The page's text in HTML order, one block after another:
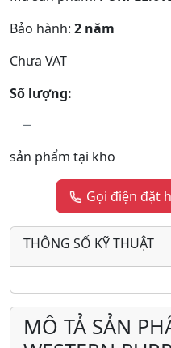
Bảo hành: 2 năm
Chưa VAT
Số lượng:
sản phẩm tại kho
Gọi điện đặt
THÔNG SỐ KỸ THUẬT
MÔ TẢ SẢN